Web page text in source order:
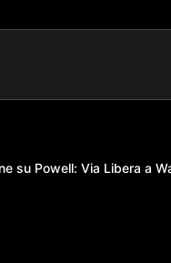
su Powell: Via Libera a